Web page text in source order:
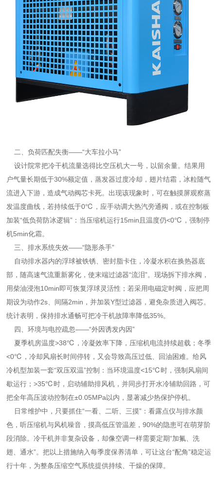
二、负荷匹配失衡——“大车拉小马”
设计院常把冷干机流量选得比空压机大一号，以留余量。结果用
户气量长期低于30%额定值，蒸发器过度冷却，翅片结霜，冰粒随气
流进入下游，造成气动阀芯卡死。出现该现象时，可在触摸屏观察蒸
发温度曲线，若持续低于0℃，应手动调大热汽旁通阀，或在控制板
加装“低负荷防冰逻辑”：当压缩机运行15min且温度仍<0℃，强制停
机5min化霜。
三、排水系统失效——“隐形杀手”
自动排水器内的浮球被铁锈、密封脂卡住，冷凝水积在换热器底
部，随高速气流重新雾化，使末端过滤器“流泪”。现场拆下排水阀，
用柴油浸泡10min即可恢复浮球灵活性；若采用电磁定时阀，应把周
期设为动作2s、间隔2min，并加装Y型过滤器，避免杂质进入阀芯。
统计表明，保持排水通畅可把冷干机故障率降低35%。
四、环境与电控疏忽——“外因诱发内因”
夏季机房温度>38℃，冷凝效率下降，压缩机电流持续超载；冬季
<0℃，冷却风扇长时间停转，又会导致高压过低、回油困难。给风
冷机型加装一套“双压双温”控制：当环境温度<15℃时，强制风扇间
歇运行；>35℃时，启动辅助排风机，并同步打开水冷辅助回路，可
把全年高压波动控制在±0.05MPa以内，显著减少热保护停机。
日常维护中，只要抓住“一看、二听、三摸”：看露点仪与排水颜
色，听压缩机与风机噪音，摸高低压管温差，90%的隐患可在萌芽阶
段消除。冷干机并非复杂设备，却像空调一样需要定期“加氟、洗
翅、通水”。把以上措施纳入每季度保养清单，可让这台“配角”稳定运
行十年，为整条压缩空气系统提供持续、干燥的保障。